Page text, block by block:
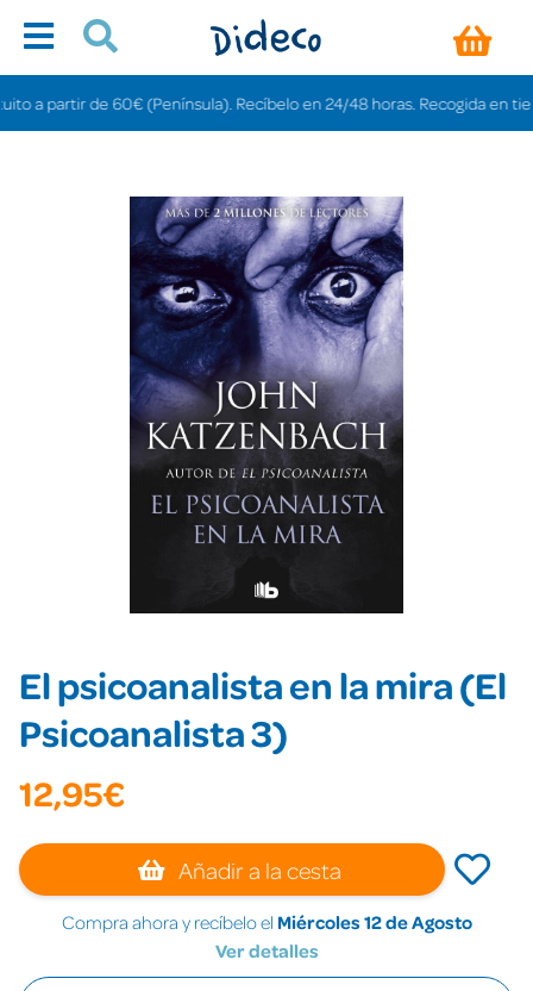
partir de 60€ (Península). Recíbelo en 24/48 horas. Recogida en
El psicoanalista en la mira (El
Psicoanalista 3)
12,95€
Añadir a la cesta
Compra ahora y recíbelo el Miércoles 12 de Agosto
Ver detalles